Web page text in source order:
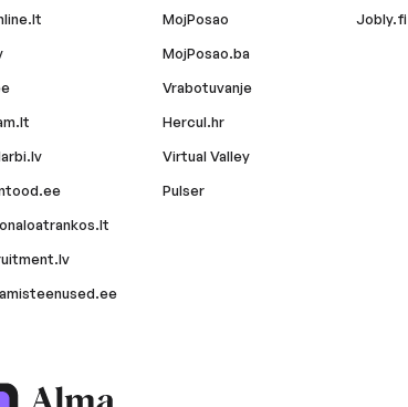
MojPosao
MojPosao.ba
Vrabotuvanje
Hercul.hr
Virtual Valley
Pulser
Jobly.fi